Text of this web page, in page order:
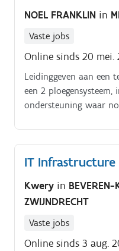
NOEL FRANKLIN in
Vaste jobs
Online sinds 20 mei.
Leidinggeven aan een
een 2 ploegensysteem,
ondersteuning waar
IT Infrastructure
Kwery in BEVEREN-
ZWIJNDRECHT
Vaste jobs
Online sinds 3 aug.